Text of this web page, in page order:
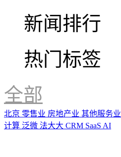
新闻排行
热门标签
全部
北京 零售业 房地产业 其他服务业
计算 泛微 法大大 CRM SaaS AI